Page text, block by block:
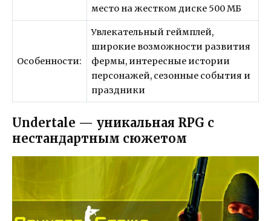
место на жестком диске 500 МБ
Особенности:
Увлекательный геймплей,
широкие возможности развития
фермы, интересные истории
персонажей, сезонные события и
праздники
Undertale — уникальная RPG с
нестандартным сюжетом